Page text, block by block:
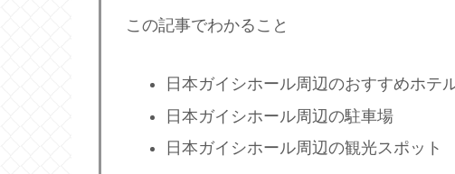
この記事でわかること
日本ガイシホール周辺のおすすめホテ
日本ガイシホール周辺の駐車場
日本ガイシホール周辺の観光スポット